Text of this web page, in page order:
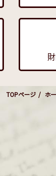
TOPページ ホ